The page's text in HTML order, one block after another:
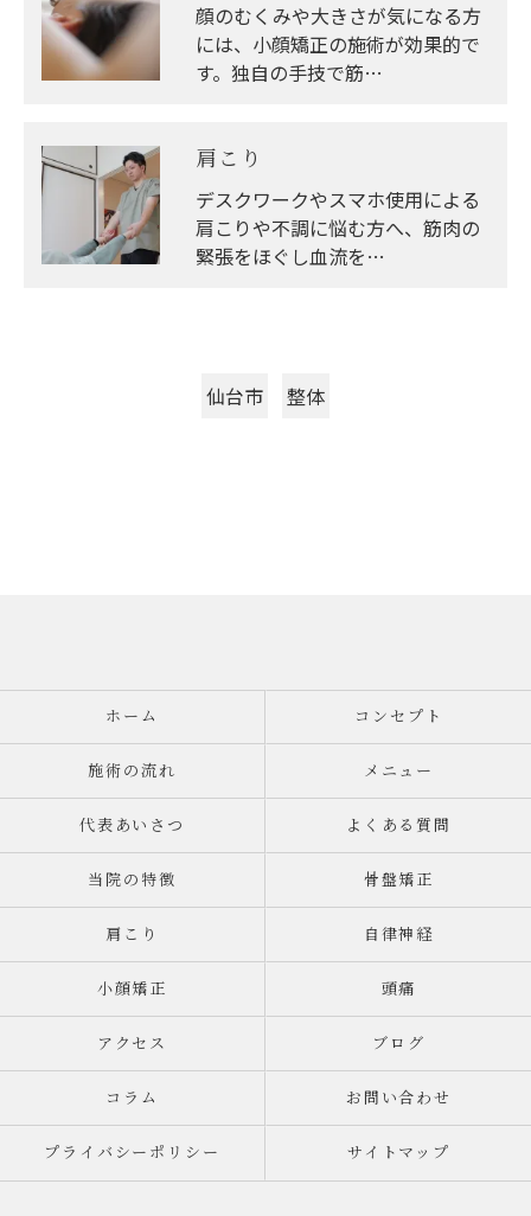
顔のむくみや大きさが気になる方
には、小顔矯正の施術が効果的で
す。独自の手技で筋…
肩こり
デスクワークやスマホ使用による
肩こりや不調に悩む方へ、筋肉の
緊張をほぐし血流を…
仙台市 整体
ホーム コンセプト
施術の流れ メニュー
代表あいさつ よくある質問
当院の特徴 骨盤矯正
肩こり 自律神経
小顔矯正 頭痛
アクセス ブログ
コラム お問い合わせ
プライバシーポリシー サイトマップ